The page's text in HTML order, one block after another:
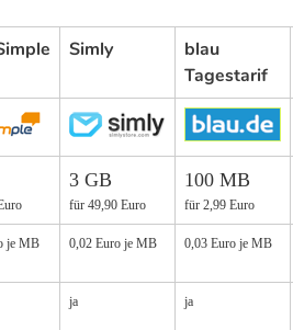
Simly
blau
Tagestarif
3 GB
für 49,90 Euro
100 MB
für 2,99 Euro
je MB 0,02 Euro je MB 0,03 Euro je MB
ja ja